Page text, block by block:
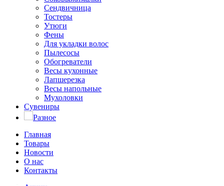
Сендвичница
Тостеры
Утюги
Фены
Для укладки волос
Пылесосы
Обогреватели
Весы кухонные
Лапшерезка
Весы напольные
Мухоловки
Сувениры
Разное
Главная
Товары
Новости
О нас
Контакты